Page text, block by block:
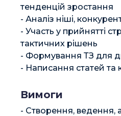
тенденцій зростання
- Аналіз ніші,
- Участь у прийнятті
тактичних рішень
- Формування ТЗ для
- Написання статей та
Вимоги
- Створення, ведення,